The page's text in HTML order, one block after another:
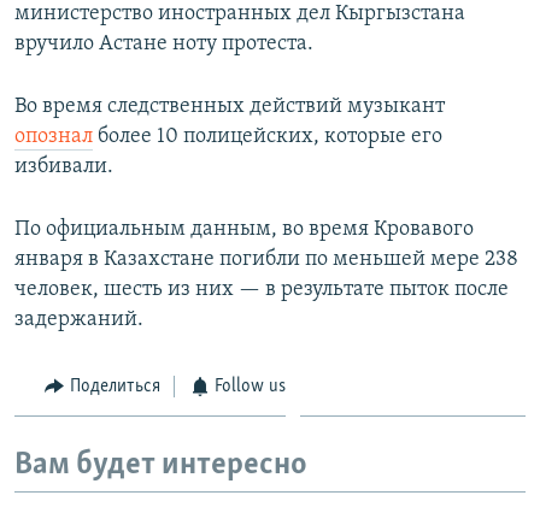
720p 1080p
министерство иностранных дел Кыргызстана
вручило Астане ноту протеста.
Во время следственных действий музыкант
опознал более 10 полицейских, которые его
избивали.
По официальным данным, во время Кровавого
января в Казахстане погибли по меньшей мере 238
человек, шесть из них — в результате пыток после
задержаний.
Поделиться Follow us
Вам будет интересно